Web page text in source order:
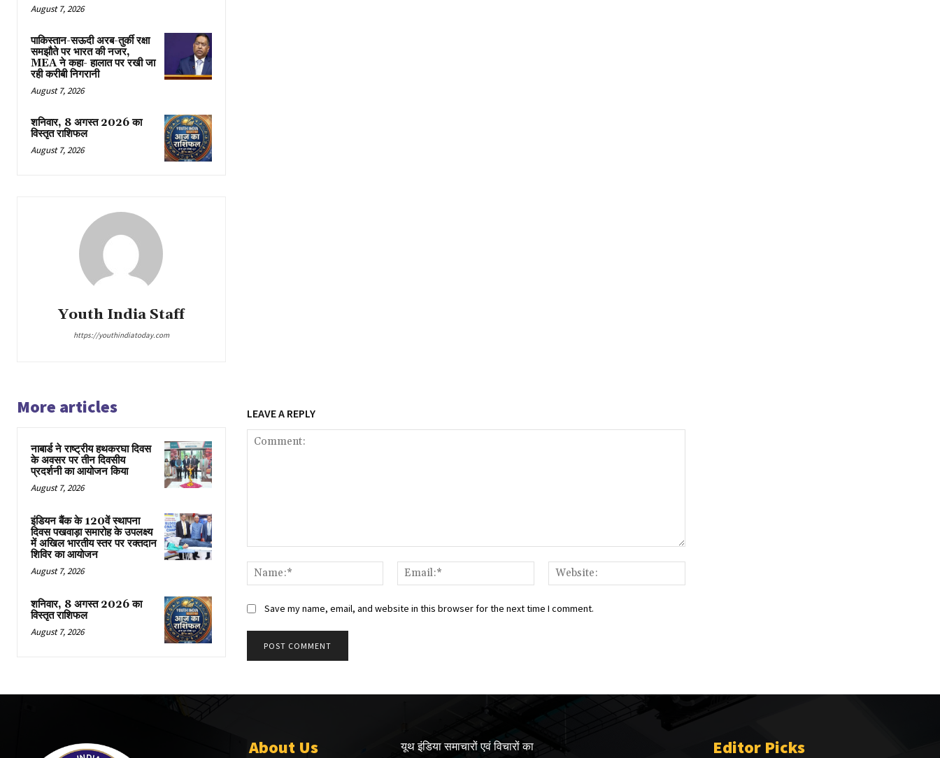
August 7, 2026
पाकिस्तान-सऊदी अरब-तुर्की रक्षा
समझौते पर भारत की नजर,
MEA ने कहा- हालात पर रखी जा
रही करीबी निगरानी
August 7, 2026
शनिवार, 8 अगस्त 2026 का
विस्तृत राशिफल
August 7, 2026
Youth India Staff
https://youthindiatoday.com
More articles
नाबार्ड ने राष्ट्रीय हथकरघा दिवस
के अवसर पर तीन दिवसीय
प्रदर्शनी का आयोजन किया
August 7, 2026
इंडियन बैंक के 120वें स्थापना
दिवस पखवाड़ा समारोह के उपलक्ष्य
में अखिल भारतीय स्तर पर रक्तदान
शिविर का आयोजन
August 7, 2026
शनिवार, 8 अगस्त 2026 का
विस्तृत राशिफल
August 7, 2026
LEAVE A REPLY
Name:*
Email:*
Save my name, email, and website in this browser for the next time I comment.
About Us
यूथ इंडिया समाचारों एवं विचारों का
Editor Picks